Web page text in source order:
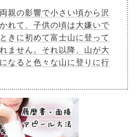
親の影響で小さい頃から沢
れて、子供の頃は大嫌いで
きに初めて富士山に登って
ません。それ以降、山が大
なると色々な山に登りに行